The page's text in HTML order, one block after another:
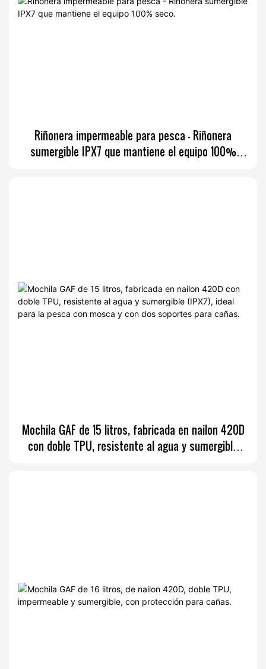
Riñonera impermeable para pesca - Riñonera
sumergible IPX7 que mantiene el equipo 100%
Mochila GAF de 15 litros, fabricada en nailon 420D
con doble TPU, resistente al agua y sumergible